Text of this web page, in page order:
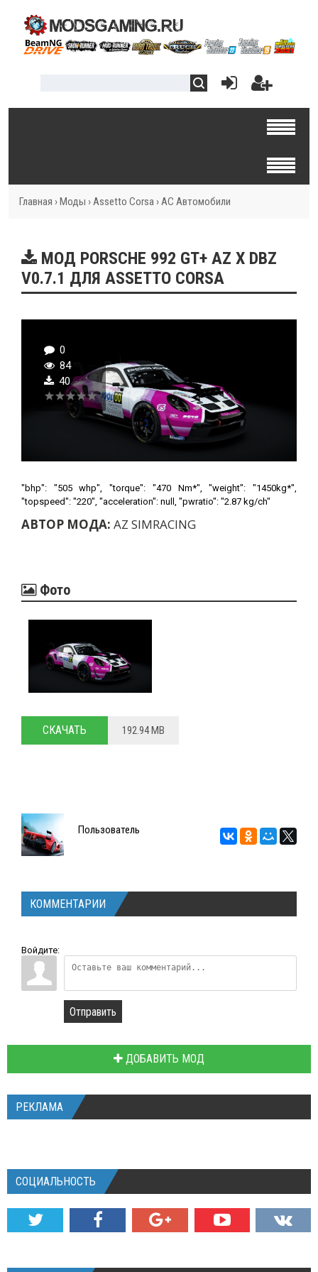
Главная › Моды ›Assetto Corsa ›AC Автомобили
МОД PORSCHE 992 GT+ AZ X DBZ
V0.7.1 ДЛЯ ASSETTO CORSA
0
84
40
"bhp": "505 whp", "torque": "470 Nm*", "weight": "1450kg*",
"topspeed": "220", "acceleration": null, "pwratio": "2.87 kg/ch"
АВТОР МОДА: AZ SIMRACING
Фото
СКАЧАТЬ 192.94 MB
Пользователь
КОММЕНТАРИИ
Войдите:
Отправить
ДОБАВИТЬ МОД
РЕКЛАМА
СОЦИАЛЬНОСТЬ